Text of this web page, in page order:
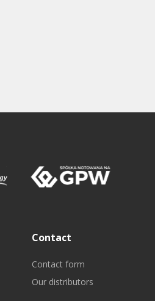
Contact
Contact form
Our distributors